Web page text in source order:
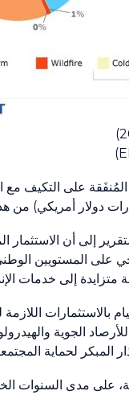
إلى أن
المستويين الوطني
متزايدة إلى خدمات
بالاستثمارات
للأرصاد الجوية
المبكر لحماية
على مدى السنوات